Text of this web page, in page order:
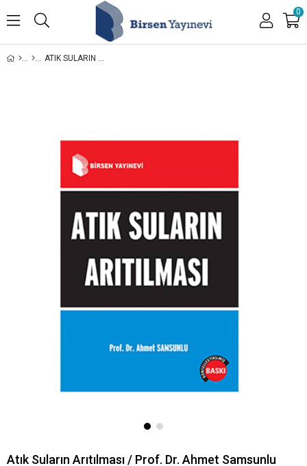
0
ATIK SULARIN ARITILMASI / PROF. DR. AHMET SAMSUNLU
Atık Suların Arıtılması / Prof. Dr. Ahmet Samsunlu